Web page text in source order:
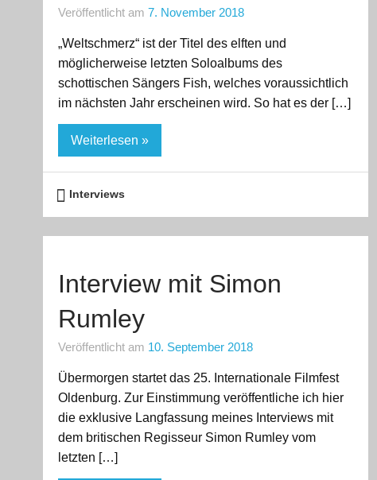
Veröffentlicht am 7. November 2018
„Weltschmerz“ ist der Titel des elften und
möglicherweise letzten Soloalbums des
schottischen Sängers Fish, welches voraussichtlich
im nächsten Jahr erscheinen wird. So hat es der […]
Weiterlesen »
Interviews
Interview mit Simon
Rumley
Veröffentlicht am 10. September 2018
Übermorgen startet das 25. Internationale Filmfest
Oldenburg. Zur Einstimmung veröffentliche ich hier
die exklusive Langfassung meines Interviews mit
dem britischen Regisseur Simon Rumley vom
letzten […]